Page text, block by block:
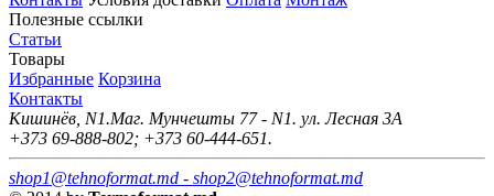
Полезные ссылки
Статьи
Товары
Избранные Корзина
Контакты
Кишинёв, N1.Маг. Мунчешты 77 - N1. ул. Лесная 3А
+373 69-888-802; +373 60-444-651.
shop1@tehnoformat.md - shop2@tehnoformat.md